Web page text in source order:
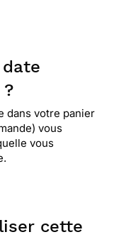
dans votre panier
vous
vous
cette